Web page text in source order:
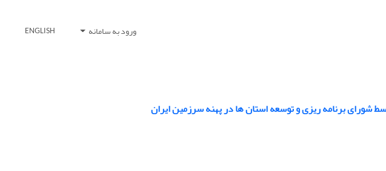
ورود به سامانه ENGLISH
شورای برنامه ریزی و توسعه استان ها در پهنه سرزمین ایران